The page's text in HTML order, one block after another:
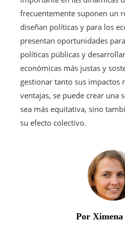
frecuentemente suponen un
diseñan políticas y para los
presentan oportunidades
políticas públicas y
económicas más justas y
gestionar tanto sus impactos
ventajas, se puede crear una
sea más equitativa, sino
su efecto colectivo.
Por Ximena